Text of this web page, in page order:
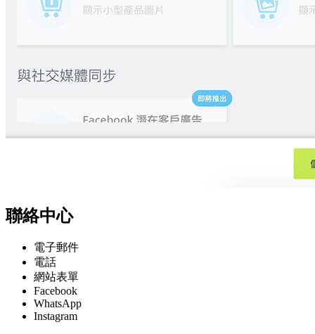
聯絡中心
電子郵件
電話
網站表單
Facebook
WhatsApp
Instagram